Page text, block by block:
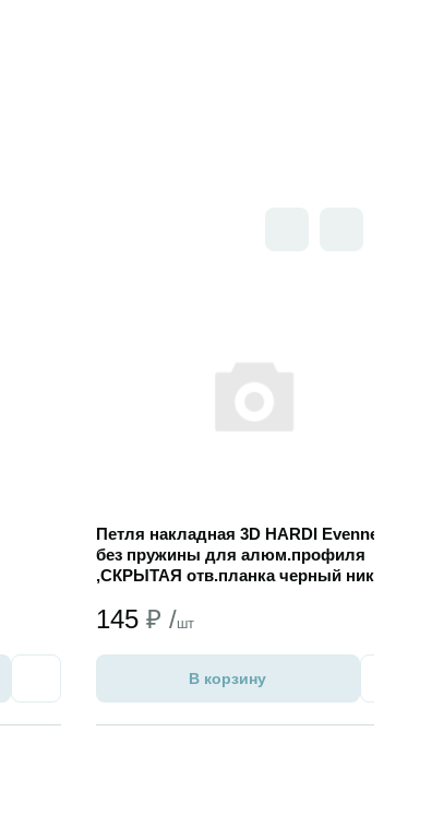
Петля накладная 3D HARDI Evenness
без пружины для алюм.профиля
,СКРЫТАЯ отв.планка черный никель
145 ₽ /шт
В корзину